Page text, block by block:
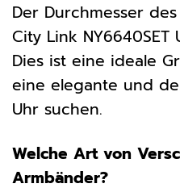
Der Durchmesser
City Link
Dies ist eine ideale
eine elegante und
Uhr suchen.
Welche Art von
Armbänder?